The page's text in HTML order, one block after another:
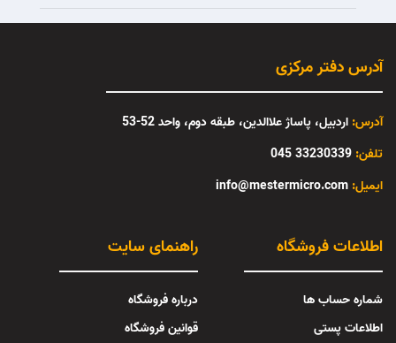
آدرس دفتر مرکزی
آدرس: اردبیل، پاساژ علاالدین، طبقه دوم، واحد 52-53
تلفن: 33230339 045
info@mestermicro.com :ایمیل
راهنمای سایت
درباره فروشگاه
قوانین فروشگاه
اطلاعات فروشگاه
شماره حساب ها
اطلاعات پستی